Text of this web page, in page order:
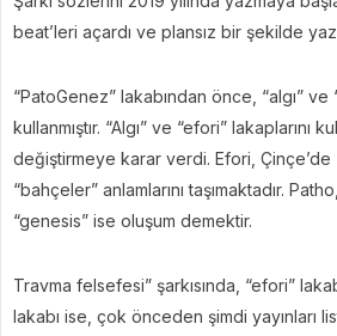
beat’leri açardı ve plansız bir şekilde
“PatoGenez” lakabından önce, “algı” ve
kullanmıştır. “Algı” ve “efori” lakaplarını
değiştirmeye karar verdi. Efori, Çinçe’de
“bahçeler” anlamlarını taşımaktadır.
“genesis” ise oluşum demektir.
Travma felsefesi” şarkısında, “efori”
lakabı ise, çok önceden şimdi yayınları